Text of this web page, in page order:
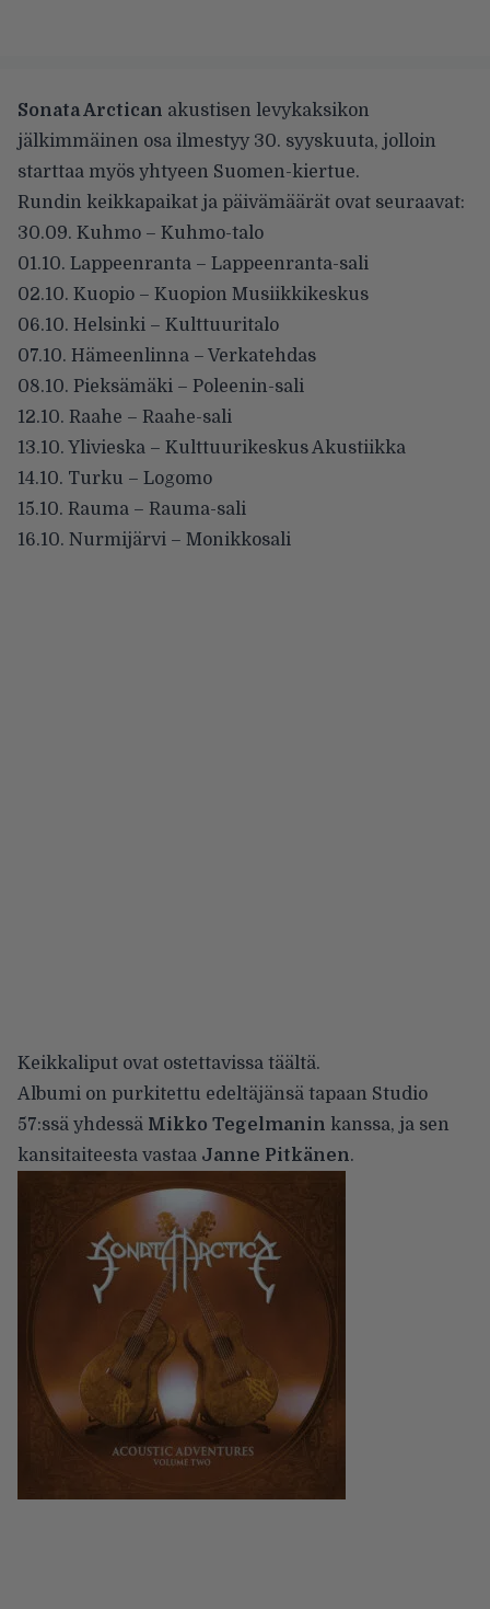
Sonata Arctican akustisen levykaksikon
jälkimmäinen osa ilmestyy 30. syyskuuta, jolloin
starttaa myös yhtyeen Suomen-kiertue.
Rundin keikkapaikat ja päivämäärät ovat seuraavat:
30.09. Kuhmo – Kuhmo-talo
01.10. Lappeenranta – Lappeenranta-sali
02.10. Kuopio – Kuopion Musiikkikeskus
06.10. Helsinki – Kulttuuritalo
07.10. Hämeenlinna – Verkatehdas
08.10. Pieksämäki – Poleenin-sali
12.10. Raahe – Raahe-sali
13.10. Ylivieska – Kulttuurikeskus Akustiikka
14.10. Turku – Logomo
15.10. Rauma – Rauma-sali
16.10. Nurmijärvi – Monikkosali
Keikkaliput ovat ostettavissa täältä.
Albumi on purkitettu edeltäjänsä tapaan Studio
57:ssä yhdessä Mikko Tegelmanin kanssa, ja sen
kansitaiteesta vastaa Janne Pitkänen.